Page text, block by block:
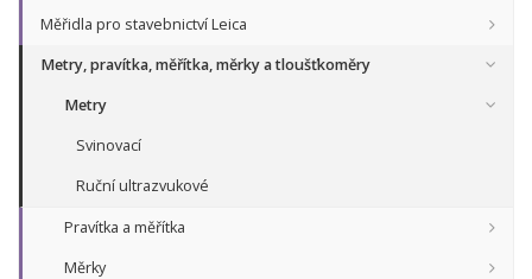
Měřidla pro stavebnictví Leica
Metry, pravítka, měřítka, měrky a tloušťkoměry
Metry
Svinovací
Ruční ultrazvukové
Pravítka a měřítka
Měrky